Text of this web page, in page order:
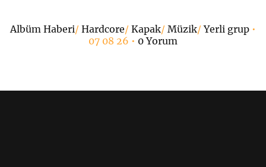
Albüm Haberi/ Hardcore/ Kapak/ Müzik/Yerli grup•
07 08 26 • 0 Yorum